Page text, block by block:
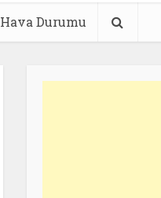
Hava Durumu